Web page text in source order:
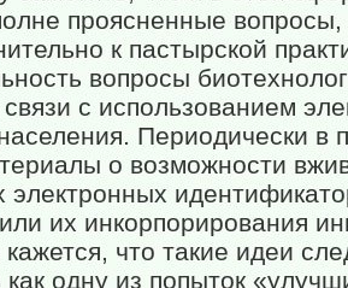
проясненные вопросы,
к пастырской
вопросы
с использованием
Периодически в
о возможности
электронных
их инкорпорирования
что такие идеи
одну из попыток